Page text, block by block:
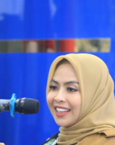
Beasiswa
Beasiswa